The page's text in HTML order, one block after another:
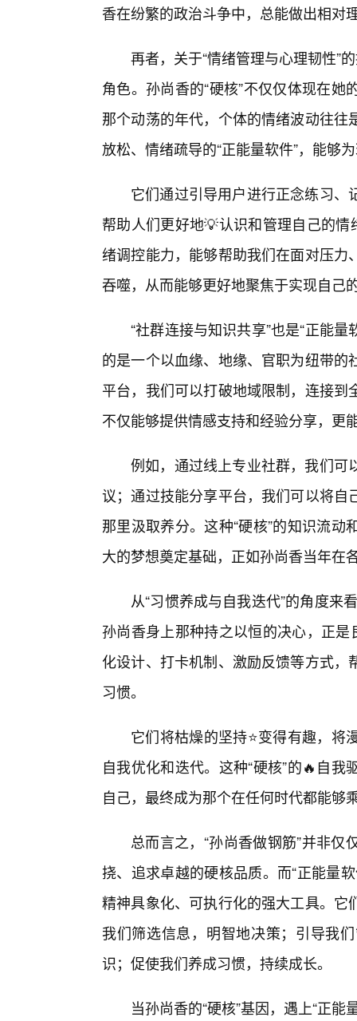
香在纷繁的政治斗争中，总能做出相对
再者，关于“情绪管理与心理韧性”
角色。孙尚香的“硬核”不仅仅体现在
那个动荡的年代，个体的情绪波动往
放松、情绪疏导的“正能量软件”，能够
它们通过引导用户进行正念练习
帮助人们更好地💡认识和管理自己的
绪调控能力，能够帮助我们在面对压
吞噬，从而能够更好地聚焦于实现自己
“社群连接与知识共享”也是“正能
的是一个以血缘、地缘、官职为纽带
平台，我们可以打破地域限制，连接
不仅能够提供情感支持和经验分享，更
例如，通过线上专业社群，我们可
议；通过技能分享平台，我们可以将
那里汲取养分。这种“硬核”的知识流
大的梦想奠定基础，正如孙尚香当年在
从“习惯养成与自我迭代”的角度来
孙尚香身上那种持之以恒的决心，正
化设计、打卡机制、激励反馈等方式
习惯。
它们将枯燥的坚持⭐变得有趣，
自我优化和迭代。这种“硬核”的🔥自
自己，最终成为那个在任何时代都能够
总而言之，“孙尚香做钢筋”并非
挠、追求卓越的硬核品质。而“正能量
精神具象化、可执行化的强大工具。
我们筛选信息，明智地决策；引导我
识；促使我们养成习惯，持续成长。
当孙尚香的“硬核”基因，遇上“正